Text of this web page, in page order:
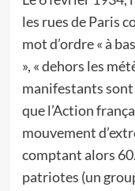
les rues de Paris
mot d’ordre « à
», « dehors les
manifestants
que l’Action
mouvement
comptant alors
patriotes (un